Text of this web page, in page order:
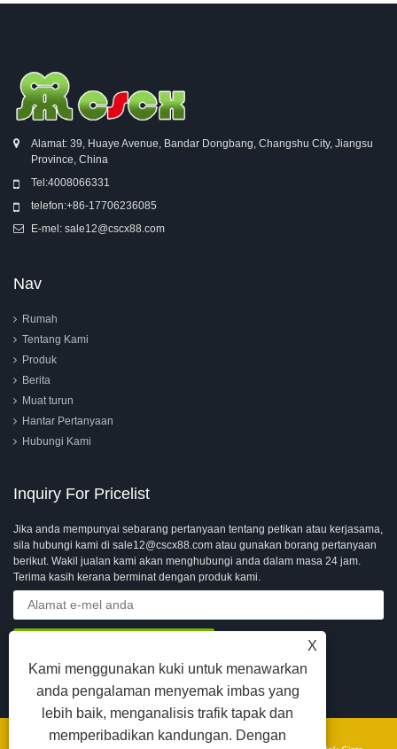
Alamat: 39, Huaye Avenue, Bandar Dongbang, Changshu City, Jiangsu
Province, China
Tel:4008066331
telefon:+86-17706236085
E-mel: sale12@cscx88.com
Nav
Rumah
Tentang Kami
Produk
Berita
Muat turun
Hantar Pertanyaan
Hubungi Kami
Inquiry For Pricelist
Jika anda mempunyai sebarang pertanyaan tentang petikan atau kerjasama,
sila hubungi kami di sale12@cscx88.com atau gunakan borang pertanyaan
berikut. Wakil jualan kami akan menghubungi anda dalam masa 24 jam.
Terima kasih kerana berminat dengan produk kami.
X
Kami menggunakan kuki untuk menawarkan
anda pengalaman menyemak imbas yang
lebih baik, menganalisis trafik tapak dan
memperibadikan kandungan. Dengan